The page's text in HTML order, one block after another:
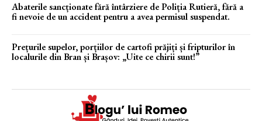
Abaterile sancționate fără întârziere de Poliția Rutieră, fără a
fi nevoie de un accident pentru a avea permisul suspendat.
Prețurile supelor, porțiilor de cartofi prăjiți și fripturilor în
localurile din Bran și Brașov: „Uite ce chirii sunt!”